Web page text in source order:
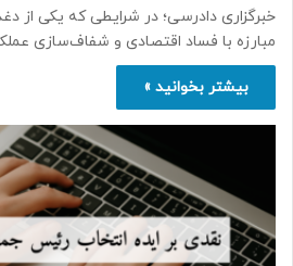
خبرگزاری دادرسی؛ در شرایطی که یکی از
مبارزه با فساد اقتصادی و شفاف‌سازی
بیشتر بخوانید »